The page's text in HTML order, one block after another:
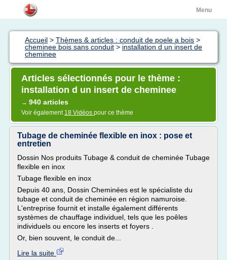
Menu
Accueil > Thèmes & articles : conduit de poele a bois >
cheminee bois sans conduit > installation d un insert de
cheminee
Articles sélectionnés pour le thème :
installation d un insert de cheminee
→ 940 articles
Voir également 18 Vidéos pour ce thème
Tubage de cheminée flexible en inox : pose et
entretien
Dossin Nos produits Tubage & conduit de cheminée Tubage
flexible en inox
Tubage flexible en inox
Depuis 40 ans, Dossin Cheminées est le spécialiste du
tubage et conduit de cheminée en région namuroise.
L'entreprise fournit et installe également différents
systèmes de chauffage individuel, tels que les poêles
individuels ou encore les inserts et foyers .
Or, bien souvent, le conduit de...
Lire la suite